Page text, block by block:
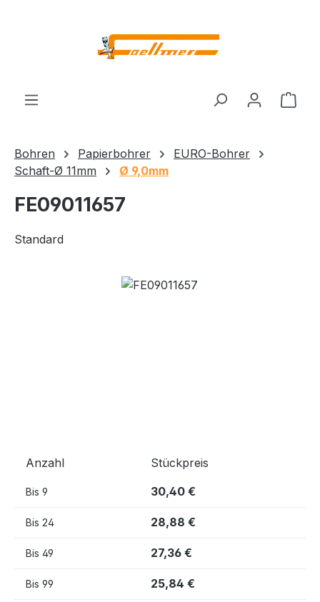
Bohren Papierbohrer
EURO-Bohrer
Schaft-Ø 11mm
Ø 9,0mm
FE09011657
Standard
Bildergalerie überspringen
Anzahl Stückpreis
Bis 9 30,40 €
Bis 24 28,88 €
Bis 49 27,36 €
Bis 99 25,84 €